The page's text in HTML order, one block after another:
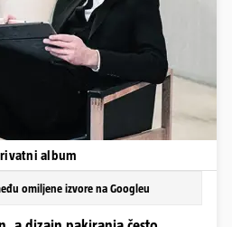
album
omiljene izvore na Googleu